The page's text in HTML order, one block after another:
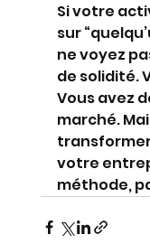
Si votre
sur
ne voyez
de solidité.
Vous avez
marché.
votre
méthode,